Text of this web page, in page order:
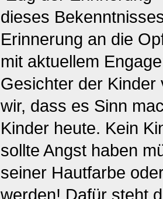
dieses
Erinnerung an die
mit aktuellem
Gesichter der
wir, dass es Sinn
Kinder heute. Kein
sollte Angst haben
seiner Hautfarbe
werden! Dafür steht